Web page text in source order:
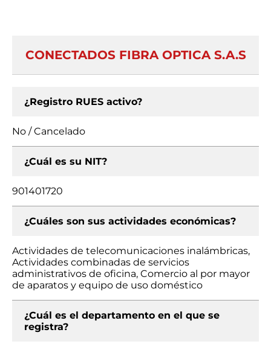
CONECTADOS FIBRA OPTICA S.A.S
¿Registro RUES activo?
No / Cancelado
¿Cuál es su NIT?
901401720
¿Cuáles son sus actividades económicas?
Actividades de telecomunicaciones inalámbricas,
Actividades combinadas de servicios
administrativos de oficina, Comercio al por mayor
de aparatos y equipo de uso doméstico
¿Cuál es el departamento en el que se
registra?